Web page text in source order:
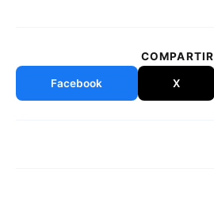
COMPARTIR
Facebook X